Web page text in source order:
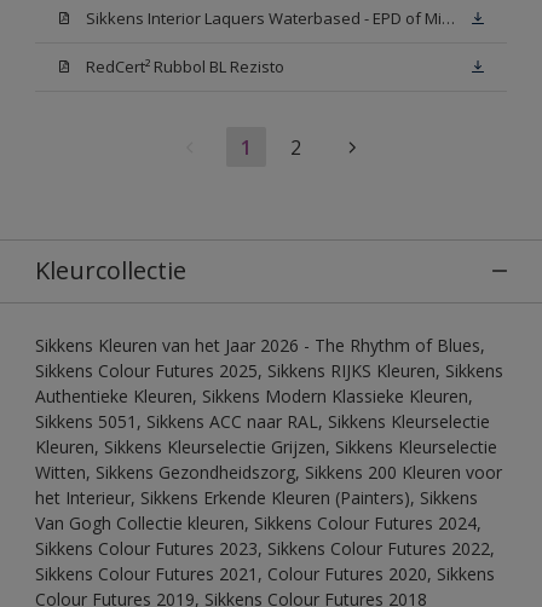
Sikkens Interior Laquers Waterbased - EPD of Milieuproductverklaring
RedCert² Rubbol BL Rezisto
1 2
Kleurcollectie
Sikkens Kleuren van het Jaar 2026 - The Rhythm of Blues,
Sikkens Colour Futures 2025, Sikkens RIJKS Kleuren, Sikkens
Authentieke Kleuren, Sikkens Modern Klassieke Kleuren,
Sikkens 5051, Sikkens ACC naar RAL, Sikkens Kleurselectie
Kleuren, Sikkens Kleurselectie Grijzen, Sikkens Kleurselectie
Witten, Sikkens Gezondheidszorg, Sikkens 200 Kleuren voor
het Interieur, Sikkens Erkende Kleuren (Painters), Sikkens
Van Gogh Collectie kleuren, Sikkens Colour Futures 2024,
Sikkens Colour Futures 2023, Sikkens Colour Futures 2022,
Sikkens Colour Futures 2021, Colour Futures 2020, Sikkens
Colour Futures 2019, Sikkens Colour Futures 2018